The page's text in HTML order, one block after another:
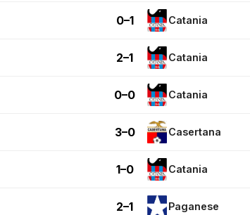
0–1 Catania
2–1 Catania
0–0 Catania
3–0 Casertana
1–0 Catania
2–1 Paganese